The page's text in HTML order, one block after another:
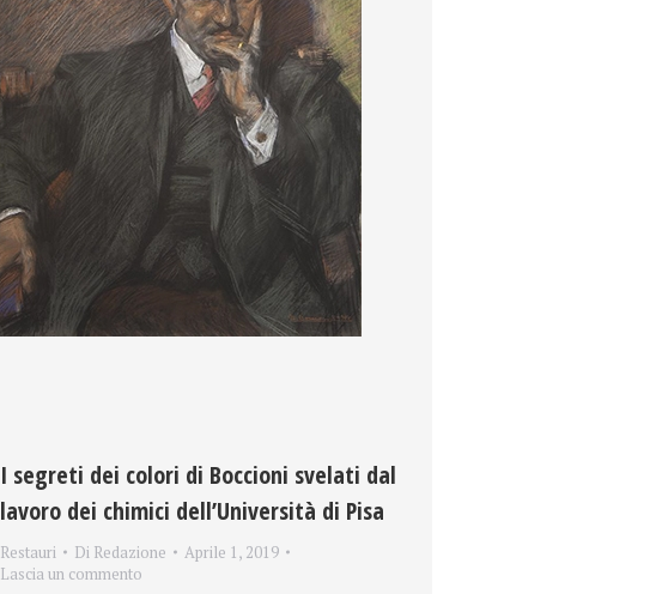
I segreti dei colori di Boccioni svelati dal
lavoro dei chimici dell’Università di Pisa
Restauri Di Redazione
Aprile 1, 2019
Lascia un commento